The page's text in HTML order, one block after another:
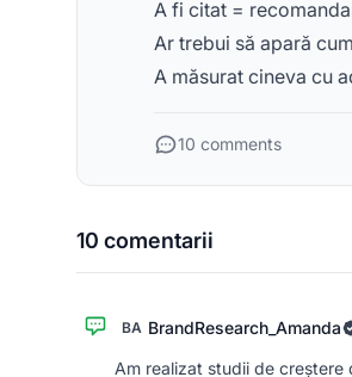
A fi citat =
Ar trebui să apară
A măsurat cineva cu
10 comments
10 comentarii
BA BrandResearch_Amanda
Am realizat studii de